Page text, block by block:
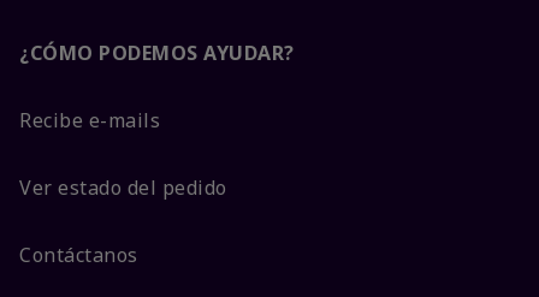
¿CÓMO PODEMOS AYUDAR?
Recibe e-mails
Ver estado del pedido
Contáctanos